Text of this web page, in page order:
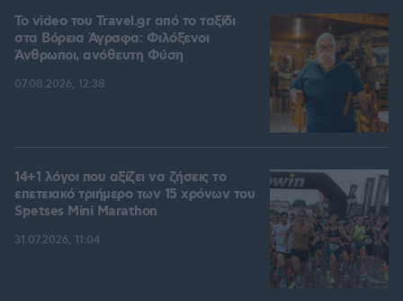
To video του Travel.gr από το ταξίδι
στα Βόρεια Άγραφα: Φιλόξενοι
Άνθρωποι, ανόθευτη Φύση
07.08.2026, 12:38
14+1 λόγοι που αξίζει να ζήσεις το
επετειακό τριήμερο των 15 χρόνων του
Spetses Mini Marathon
31.07.2026, 11:04